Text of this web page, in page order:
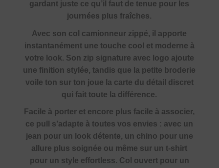
gardant juste ce qu’il faut de tenue pour les
journées plus fraîches.
Avec son col camionneur zippé, il apporte
instantanément une touche cool et moderne à
votre look. Son zip signature avec logo ajoute
une finition stylée, tandis que la petite broderie
voile ton sur ton joue la carte du détail discret
qui fait toute la différence.
Facile à porter et encore plus facile à associer,
ce pull s’adapte à toutes vos envies : avec un
jean pour un look détente, un chino pour une
allure plus soignée ou même sur un t-shirt
pour un style effortless. Col ouvert pour un